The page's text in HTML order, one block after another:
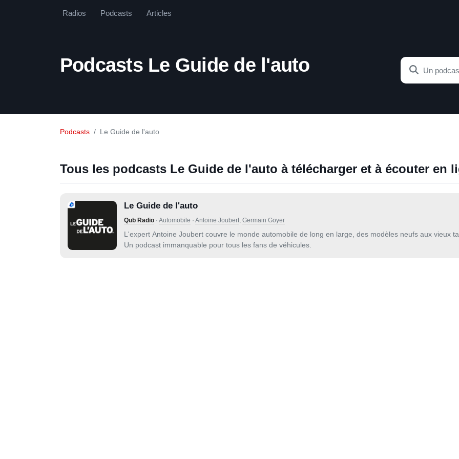
Radios Podcasts Articles
Podcasts Le Guide de l'auto
Podcasts Le Guide de l'auto
Tous les podcasts Le Guide de l'auto à télécharger et à écouter en
Le Guide de l'auto
Qub Radio · Automobile · Antoine Joubert, Germain Goyer
L'expert Antoine Joubert couvre le monde automobile de long en large, des modèles neufs aux vieux
Un podcast immanquable pour tous les fans de véhicules.